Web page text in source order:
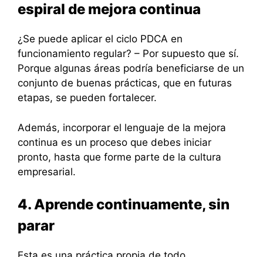
espiral de mejora continua
¿Se puede aplicar el ciclo PDCA en
funcionamiento regular? – Por supuesto que sí.
Porque algunas áreas podría beneficiarse de un
conjunto de buenas prácticas, que en futuras
etapas, se pueden fortalecer.
Además, incorporar el lenguaje de la mejora
continua es un proceso que debes iniciar
pronto, hasta que forme parte de la cultura
empresarial.
4. Aprende continuamente, sin
parar